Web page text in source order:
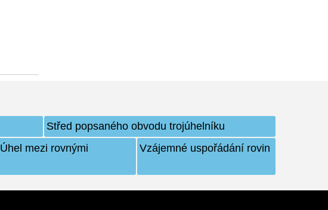
Střed popsaného obvodu trojúhelníku
Úhel mezi rovnými Vzájemné uspořádání rovin